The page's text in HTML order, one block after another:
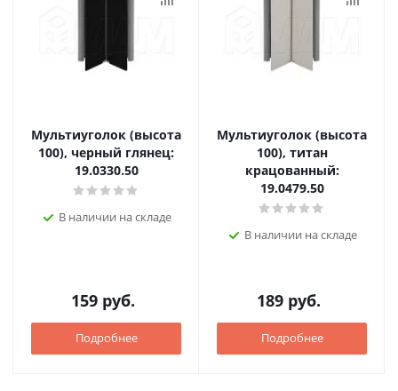
Мультиуголок (высота
100), черный глянец:
19.0330.50
В наличии на складе
159 руб.
Подробнее
Мультиуголок (высота
100), титан
крацованный:
19.0479.50
В наличии на складе
189 руб.
Подробнее